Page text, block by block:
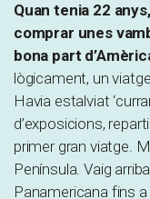
Quan tenia 22
comprar unes
bona part
lògicament, un
Havia estalviat
d’exposicions,
primer gran viatge.
Península. Vaig
Panamericana fins a